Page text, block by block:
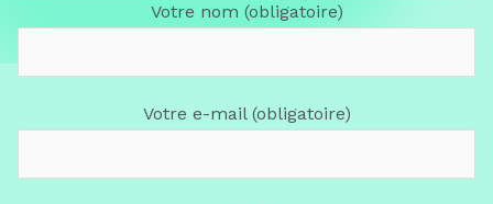
Votre nom (obligatoire)
Votre e-mail (obligatoire)